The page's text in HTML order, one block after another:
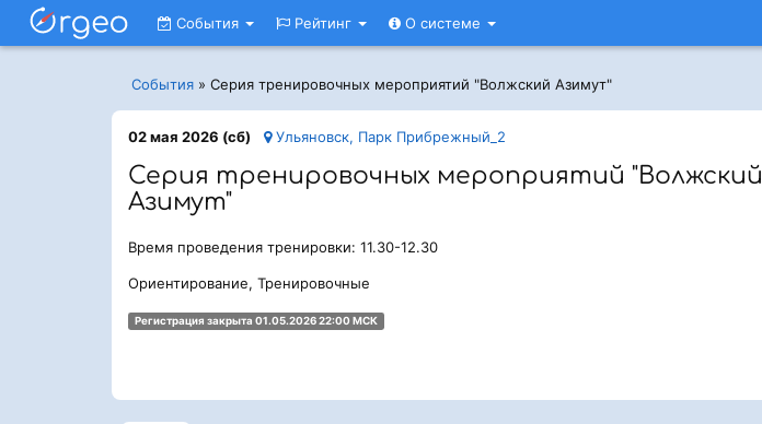
События Рейтинг О системе
События » Серия тренировочных мероприятий "Волжский Азимут"
02 мая 2026 (сб) Ульяновск, Парк Прибрежный_2
Серия тренировочных мероприятий "Волжский
Азимут"
Время проведения тренировки: 11.30-12.30
Ориентирование, Тренировочные
Регистрация закрыта 01.05.2026 22:00 МСК